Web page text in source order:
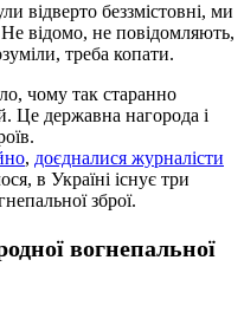
відверто беззмістовні, ми
відомо, не повідомляють,
треба копати.
чому так старанно
Це державна нагорода і
, доєдналися журналісти
в Україні існує три
зброї.
вогнепальної